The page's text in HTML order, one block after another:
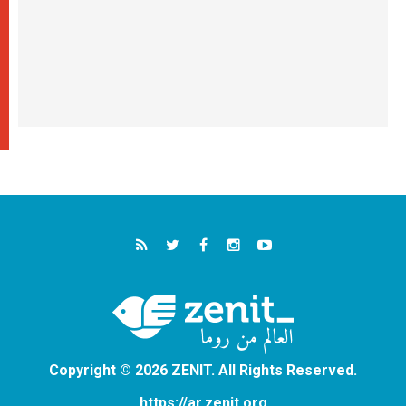
Copyright © 2026 ZENIT. All Rights Reserved.